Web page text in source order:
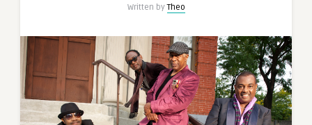
Written byTheo